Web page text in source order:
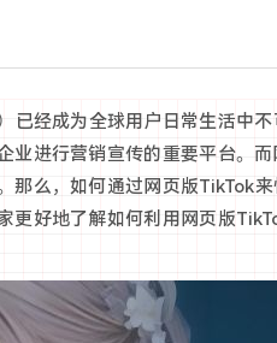
已经成为全球用户日常生活中
业进行营销宣传的重要平台。
那么，如何通过网页版TikTok
更好地了解如何利用网页版